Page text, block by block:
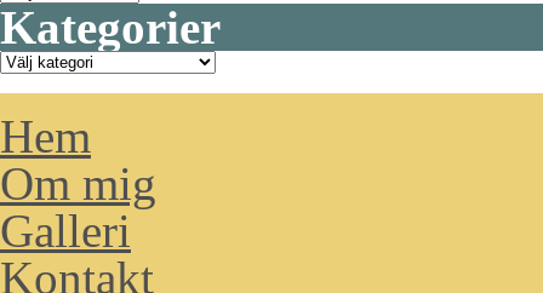
Kategorier
Kategorier
Hem
Om mig
Galleri
Kontakt